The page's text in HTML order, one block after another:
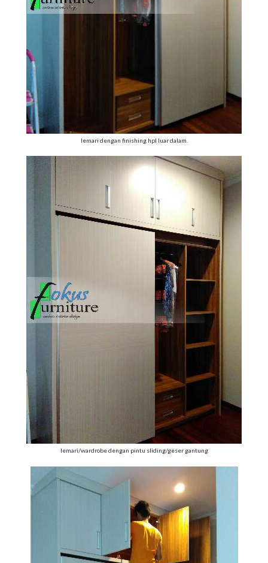
lemari dengan finishing hpl luar dalam.
lemari/wardrobe dengan pintu sliding/geser gantung